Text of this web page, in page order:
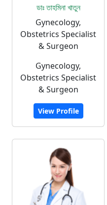
ডাঃ তাহমিনা খাতুন
Gynecology,
Obstetrics Specialist
& Surgeon
Gynecology,
Obstetrics Specialist
& Surgeon
View Profile